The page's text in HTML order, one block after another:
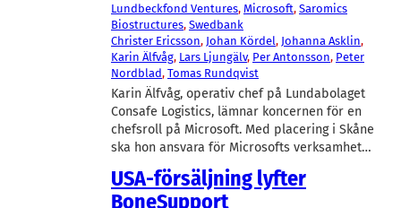
Lundbeckfond Ventures, Microsoft, Saromics
Biostructures, Swedbank
Christer Ericsson, Johan Kördel, Johanna Asklin
Karin Älfvåg, Lars Ljungälv, Per Antonsson, Peter
Nordblad, Tomas Rundqvist
Karin Älfvåg, operativ chef på Lundabolaget
Consafe Logistics, lämnar koncernen för en
chefsroll på Microsoft. Med placering i Skåne
ska hon ansvara för Microsofts verksamhet…
USA-försäljning lyfter
BoneSupport